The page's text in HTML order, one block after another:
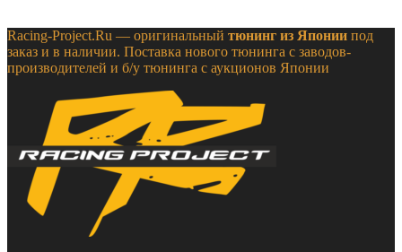
Racing-Project.Ru — оригинальный тюнинг из Японии под
заказ и в наличии. Поставка нового тюнинга с заводов-
производителей и б/у тюнинга с аукционов Японии